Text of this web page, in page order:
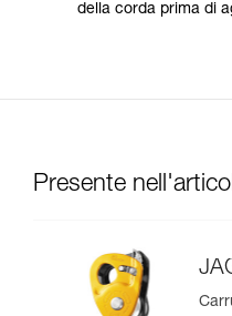
della corda prima di
Presente